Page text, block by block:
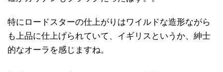
特にロードスターの仕上がりはワイルドな造形ながら
も上品に仕上げられていて、イギリスというか、紳士
的なオーラを感じますね。